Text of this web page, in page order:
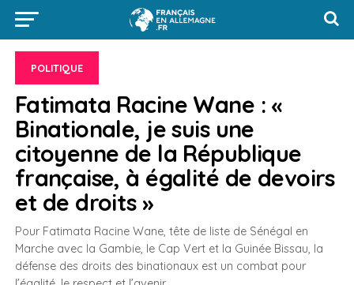
POLITIQUE
Fatimata Racine Wane : «
Binationale, je suis une
citoyenne de la République
française, à égalité de devoirs
et de droits »
Pour Fatimata Racine Wane, tête de liste de Sénégal en
Marche avec la Gambie, le Cap Vert et la Guinée Bissau, la
défense des droits des binationaux est un combat pour